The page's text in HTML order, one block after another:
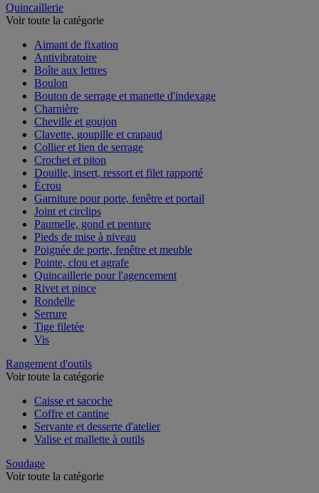
Quincaillerie
Voir toute la catégorie
Aimant de fixation
Antivibratoire
Boîte aux lettres
Boulon
Bouton de serrage et manette d'indexage
Charnière
Cheville et goujon
Clavette, goupille et crapaud
Collier et lien de serrage
Crochet et piton
Douille, insert, ressort et filet rapporté
Écrou
Garniture pour porte, fenêtre et portail
Joint et circlips
Paumelle, gond et penture
Pieds de mise à niveau
Poignée de porte, fenêtre et meuble
Pointe, clou et agrafe
Quincaillerie pour l'agencement
Rivet et pince
Rondelle
Serrure
Tige filetée
Vis
Rangement d'outils
Voir toute la catégorie
Caisse et sacoche
Coffre et cantine
Servante et desserte d'atelier
Valise et mallette à outils
Soudage
Voir toute la catégorie